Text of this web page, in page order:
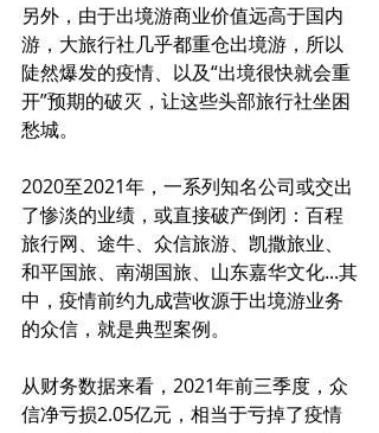
另外，由于出境游商业价值远高于国内
游，大旅行社几乎都重仓出境游，所以
陡然爆发的疫情、以及“出境很快就会重
开”预期的破灭，让这些头部旅行社坐困
愁城。
2020至2021年，一系列知名公司或交出
了惨淡的业绩，或直接破产倒闭：百程
旅行网、途牛、众信旅游、凯撒旅业、
和平国旅、南湖国旅、山东嘉华文化...其
中，疫情前约九成营收源于出境游业务
的众信，就是典型案例。
从财务数据来看，2021年前三季度，众
信净亏损2.05亿元，相当于亏掉了疫情